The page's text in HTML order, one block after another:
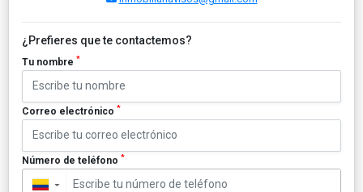
¿Prefieres que te contactemos?
Tu nombre *
Correo electrónico *
Número de teléfono *
▼